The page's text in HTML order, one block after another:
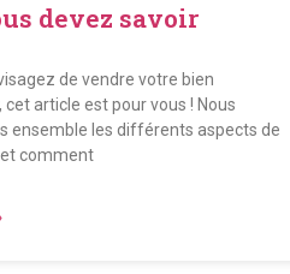
devez savoir
de vendre votre bien
cet article est pour vous ! Nous
ensemble les différents aspects de
comment